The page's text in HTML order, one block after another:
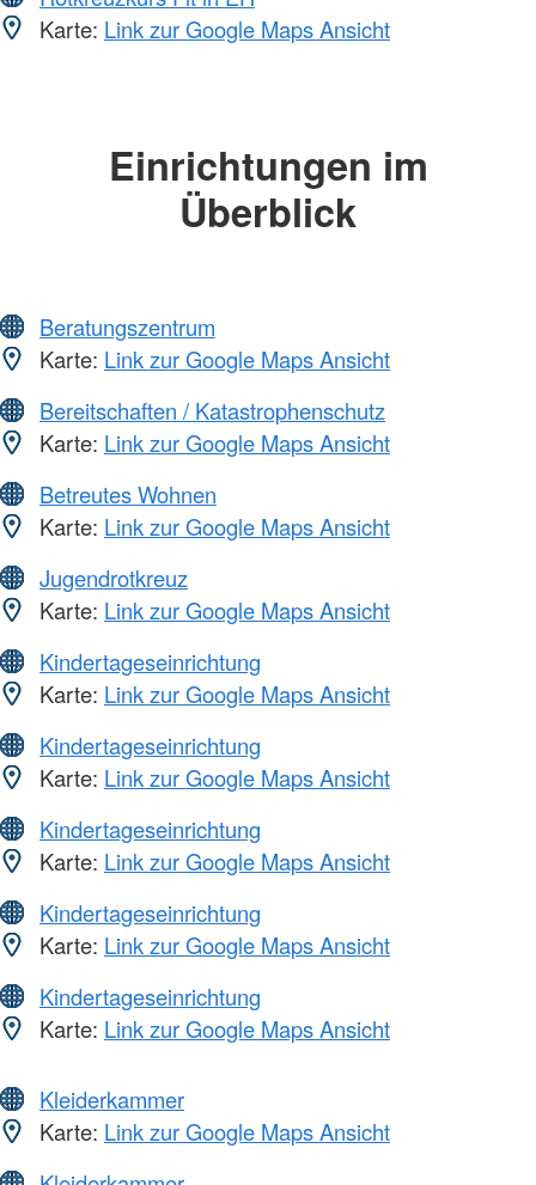
Karte: Link zur Google Maps Ansicht
Einrichtungen im
Überblick
Beratungszentrum
Karte: Link zur Google Maps Ansicht
Bereitschaften / Katastrophenschutz
Karte: Link zur Google Maps Ansicht
Betreutes Wohnen
Karte: Link zur Google Maps Ansicht
Jugendrotkreuz
Karte: Link zur Google Maps Ansicht
Kindertageseinrichtung
Karte: Link zur Google Maps Ansicht
Kindertageseinrichtung
Karte: Link zur Google Maps Ansicht
Kindertageseinrichtung
Karte: Link zur Google Maps Ansicht
Kindertageseinrichtung
Karte: Link zur Google Maps Ansicht
Kindertageseinrichtung
Karte: Link zur Google Maps Ansicht
Kleiderkammer
Karte: Link zur Google Maps Ansicht